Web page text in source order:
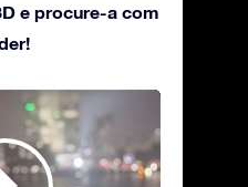
e procure-a com